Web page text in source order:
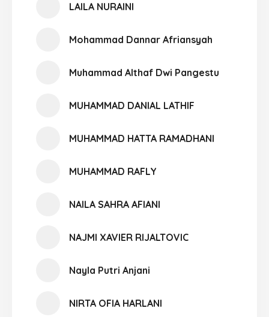
LAILA NURAINI
Mohammad Dannar Afriansyah
Muhammad Althaf Dwi Pangestu
MUHAMMAD DANIAL LATHIF
MUHAMMAD HATTA RAMADHANI
MUHAMMAD RAFLY
NAILA SAHRA AFIANI
NAJMI XAVIER RIJALTOVIC
Nayla Putri Anjani
NIRTA OFIA HARLANI